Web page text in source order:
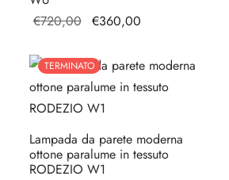
€720,00 Il prezzo
era:
€720,00.
€360,00
€360,00.
TERMINATO
Lampada da parete moderna
ottone paralume in tessuto
RODEZIO W1